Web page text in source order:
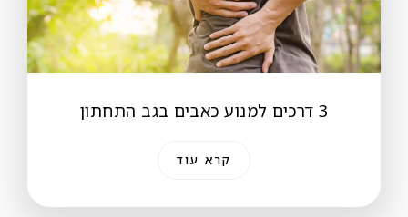
3 דרכים למנוע כאבים בגב התחתון
קרא עוד